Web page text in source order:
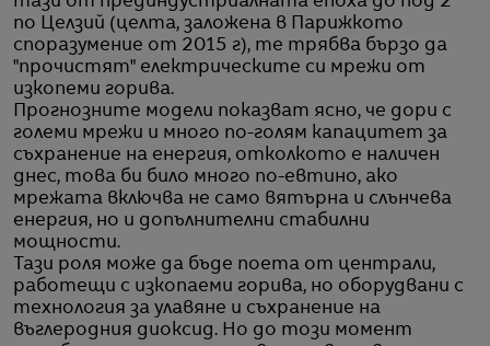
по Целзий (целта, заложена в Парижкото
споразумение от 2015 г), те трябва бързо да
"прочистят" електрическите си мрежи от
изкопеми горива.
Прогнозните модели показват ясно, че дори с
големи мрежи и много по-голям капацитет за
съхранение на енергия, отколкото е наличен
днес, това би било много по-евтино, ако
мрежата включва не само вятърна и слънчева
енергия, но и допълнителни стабилни
мощности.
Тази роля може да бъде поета от централи,
работещи с изкопаеми горива, но оборудвани с
технология за улавяне и съхранение на
въглеродния диоксид. Но до този момент